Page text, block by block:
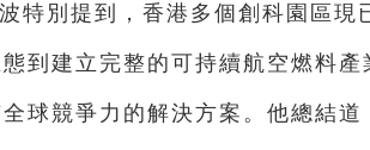
特別提到，香港多個創科園區
到建立完整的可持續航空燃料
球競爭力的解決方案。他總結道